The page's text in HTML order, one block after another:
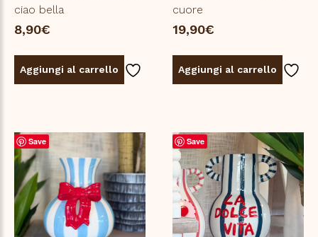
ciao bella
8,90€
Aggiungi al carrello
cuore
19,90€
Aggiungi al carrello
Save Save